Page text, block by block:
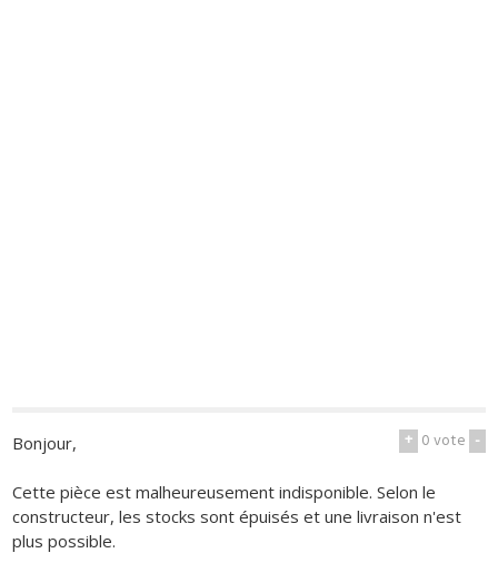
+ 0vote -
Bonjour,
Cette pièce est malheureusement indisponible. Selon le
constructeur, les stocks sont épuisés et une livraison n'est
plus possible.